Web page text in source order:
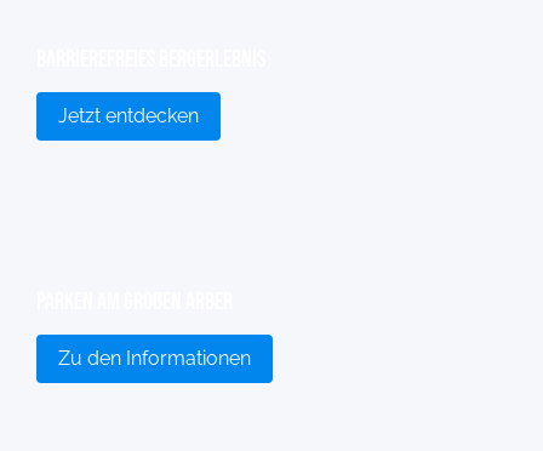
Jetzt entdecken
Zu den Informationen